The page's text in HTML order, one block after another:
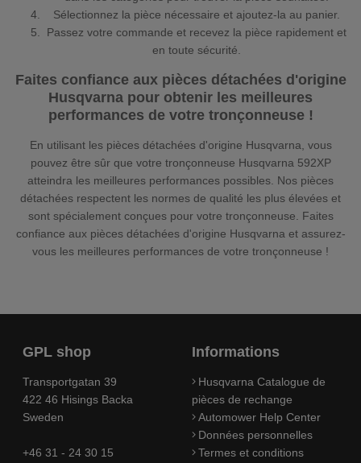
Sélectionnez la pièce nécessaire et ajoutez-la au panier.
Passez votre commande et recevez la pièce rapidement et
en toute sécurité.
Faites confiance aux pièces détachées d'origine
Husqvarna pour obtenir les meilleures
performances de votre tronçonneuse !
En utilisant les pièces détachées d'origine Husqvarna, vous
pouvez être sûr que votre tronçonneuse Husqvarna 592XP
atteindra les meilleures performances possibles. Nos pièces
détachées respectent les normes de qualité les plus élevées et
sont spécialement conçues pour votre tronçonneuse. Faites
confiance aux pièces détachées d'origine Husqvarna et assurez-
vous les meilleures performances de votre tronçonneuse !
GPL shop
Transportgatan 39
422 46 Hisings Backa
Sweden
+46 31 - 24 30 15
Informations
Husqvarna Catalogue de
pièces de rechange
Automower Help Center
Données personnelles
Termes et conditions